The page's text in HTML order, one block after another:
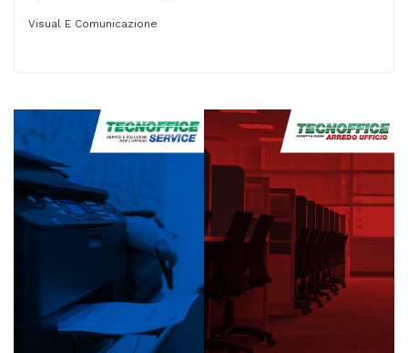
Visual E Comunicazione